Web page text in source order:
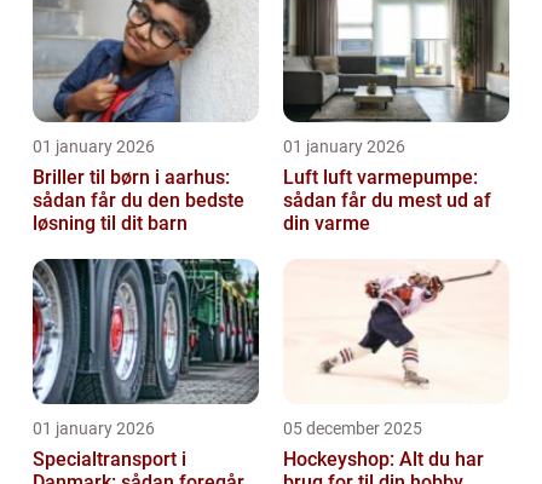
01 january 2026
Briller til børn i aarhus:
sådan får du den bedste
løsning til dit barn
01 january 2026
Luft luft varmepumpe:
sådan får du mest ud af
din varme
01 january 2026
Specialtransport i
05 december 2025
Hockeyshop: Alt du har